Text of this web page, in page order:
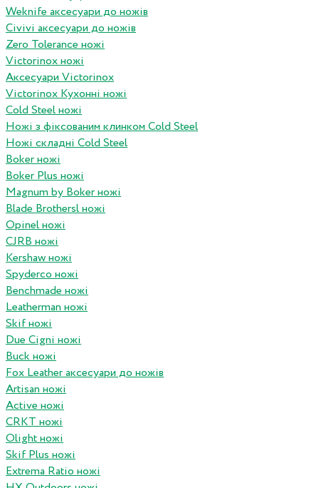
Weknife аксесуари до ножів
Civivi аксесуари до ножів
Zero Tolerance ножі
Victorinox ножі
Аксесуари Victorinox
Victorinox Кухонні ножі
Cold Steel ножі
Ножі з фіксованим клинком Cold Steel
Ножі складні Cold Steel
Boker ножі
Boker Plus ножі
Magnum by Boker ножі
Blade Brothersl ножі
Opinel ножі
CJRB ножі
Kershaw ножі
Spyderco ножі
Benchmade ножі
Leatherman ножі
Skif ножі
Due Cigni ножі
Buck ножі
Fox Leather аксесуари до ножів
Artisan ножі
Active ножі
CRKT ножі
Olight ножі
Skif Plus ножі
Extrema Ratio ножі